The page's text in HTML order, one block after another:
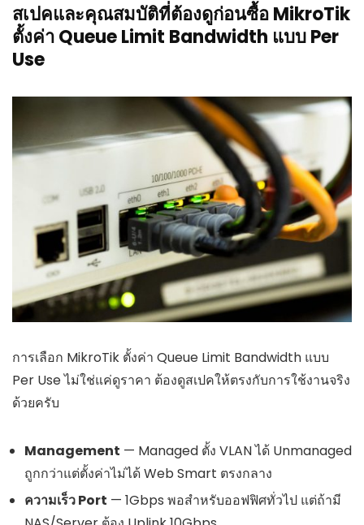
สเปคและคุณสมบัติที่ต้องดูก่อนซื้อ MikroTik
ตั้งค่า Queue Limit Bandwidth แบบ Per
Use
การเลือก MikroTik ตั้งค่า Queue Limit Bandwidth แบบ
Per Use ไม่ใช่แค่ดูราคา ต้องดูสเปคให้ตรงกับการใช้งานจริง
ด้วยครับ
Management — Managed ตั้ง VLAN ได้ Unmanaged
ถูกกว่าแต่ตั้งค่าไม่ได้ Web Smart ตรงกลาง
ความเร็ว Port — 1Gbps พอสำหรับออฟฟิศทั่วไป แต่ถ้ามี